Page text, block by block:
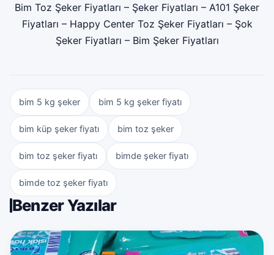
Bim Toz Şeker Fiyatları – Şeker Fiyatları – A101 Şeker
Fiyatları – Happy Center Toz Şeker Fiyatları – Şok
Şeker Fiyatları – Bim Şeker Fiyatları
bim 5 kg şeker bim 5 kg şeker fiyatı
bim küp şeker fiyatı bim toz şeker
bim toz şeker fiyatı bimde şeker fiyatı
bimde toz şeker fiyatı
Benzer Yazılar